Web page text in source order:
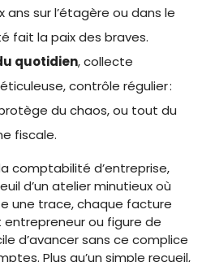
ans sur l’étagère ou dans le
fait la paix des braves.
quotidien, collecte
contrôle régulier :
du chaos, ou tout du
fiscale.
comptabilité d’entreprise,
d’un atelier minutieux où
une trace, chaque facture
entrepreneur ou figure de
d’avancer sans ce complice
Plus qu’un simple recueil,